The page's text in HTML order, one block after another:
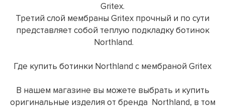
Gritex.
Третий слой мембраны Gritex прочный и по сути
представляет собой теплую подкладку ботинок
Northland.
Где купить ботинки Northland с мембраной Gritex
В нашем магазине вы можете выбрать и купить
оригинальные изделия от бренда Northland, в том